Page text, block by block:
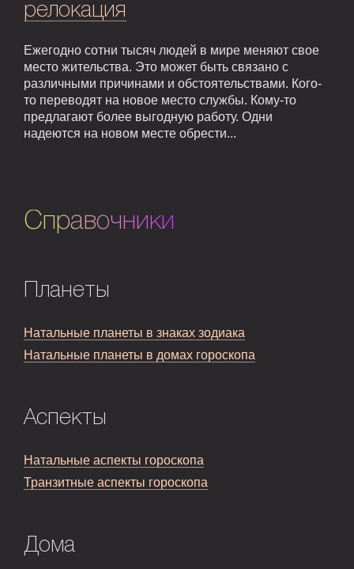
релокация
Ежегодно сотни тысяч людей в мире меняют свое
место жительства. Это может быть связано с
различными причинами и обстоятельствами. Кого-
то переводят на новое место службы. Кому-то
предлагают более выгодную работу. Одни
надеются на новом месте обрести...
Справочники
Планеты
Натальные планеты в знаках зодиака
Натальные планеты в домах гороскопа
Аспекты
Натальные аспекты гороскопа
Транзитные аспекты гороскопа
Дома